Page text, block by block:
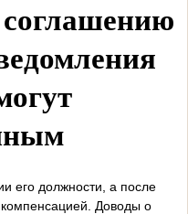
его должности, а после
Доводы о